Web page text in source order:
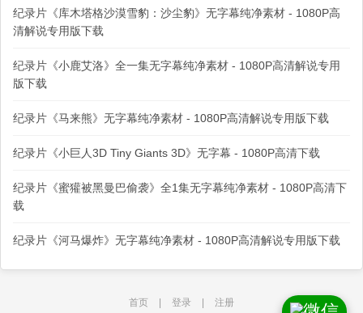
纪录片《库木塔格沙漠雪豹：沙尘豹》无字幕纯净素材 - 1080P高
清解说专用版下载
纪录片《小鹿艾洛》全一集无字幕纯净素材 - 1080P高清解说专用
版下载
纪录片《马来熊》无字幕纯净素材 - 1080P高清解说专用版下载
纪录片《小巨人3D Tiny Giants 3D》无字幕 - 1080P高清下载
纪录片《蜜獾被黑曼巴偷袭》全1集无字幕纯净素材 - 1080P高清下
载
纪录片《河马爆炸》无字幕纯净素材 - 1080P高清解说专用版下载
首页 登录 注册